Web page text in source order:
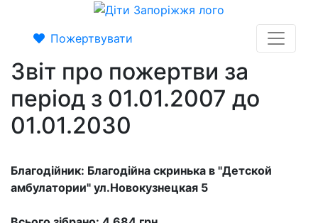
Пожертвувати
Звіт про пожертви за
період з 01.01.2007 до
01.01.2030
Благодійник: Благодійна скринька в "Детской
амбулатории" ул.Новокузнецкая 5